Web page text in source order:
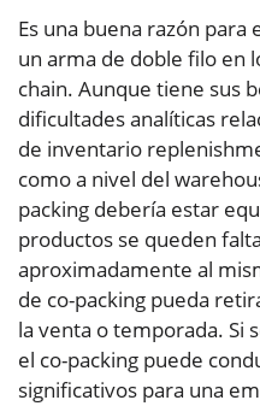
Es una buena razón para
un arma de doble filo en
chain. Aunque tiene sus
dificultades analíticas
de inventario
como a nivel del
packing debería estar
productos se queden
aproximadamente al
de co-packing pueda
la venta o temporada. Si
el co-packing puede
significativos para una